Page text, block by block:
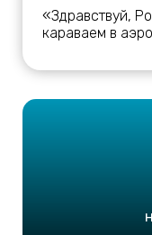
«Здравствуй,
караваем в